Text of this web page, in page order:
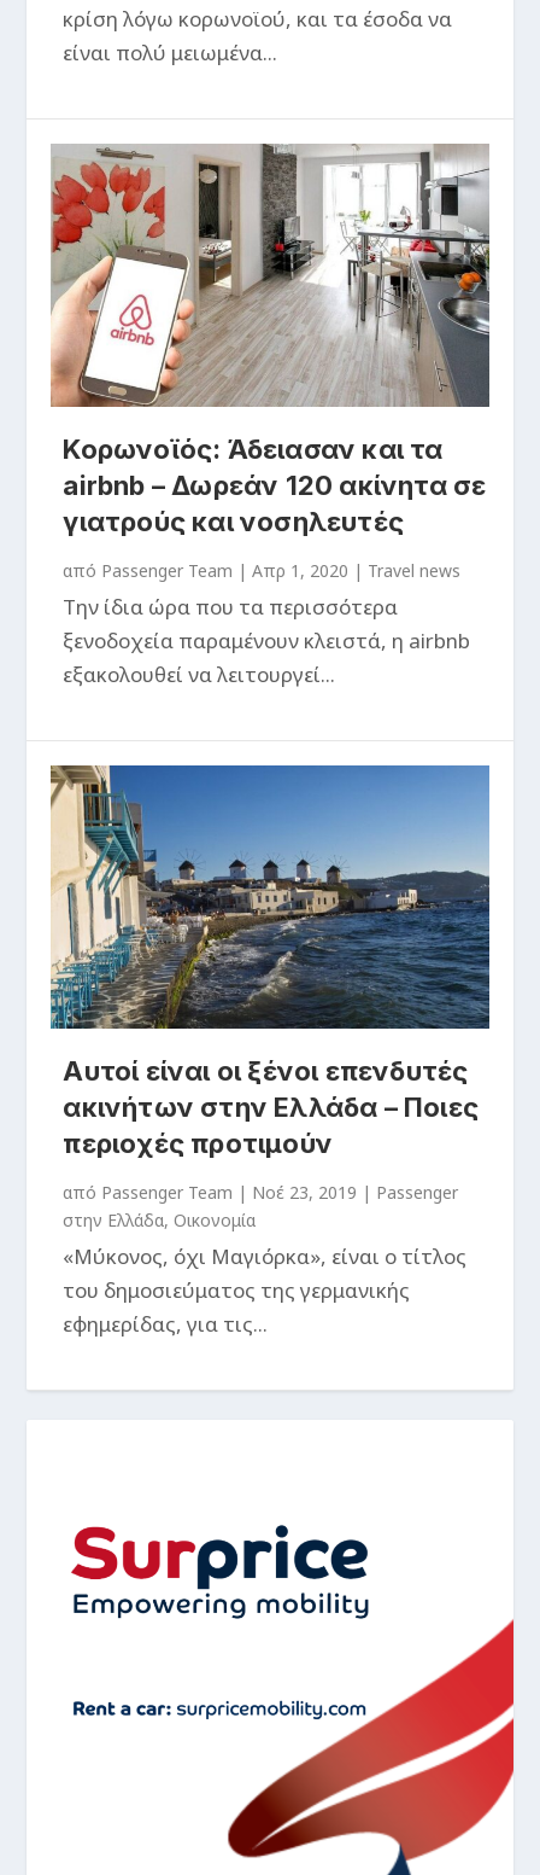
κρίση λόγω κορωνοϊού, και τα έσοδα να
είναι πολύ μειωμένα...
Κορωνοϊός: Άδειασαν και τα
airbnb – Δωρεάν 120 ακίνητα σε
γιατρούς και νοσηλευτές
από Passenger Team |Απρ 1, 2020 | Travel news
Την ίδια ώρα που τα περισσότερα
ξενοδοχεία παραμένουν κλειστά, η airbnb
εξακολουθεί να λειτουργεί...
Αυτοί είναι οι ξένοι επενδυτές
ακινήτων στην Ελλάδα – Ποιες
περιοχές προτιμούν
από Passenger Team | Νοέ 23, 2019 | Passenger
στην Ελλάδα,Οικονομία
«Μύκονος, όχι Μαγιόρκα», είναι ο τίτλος
του δημοσιεύματος της γερμανικής
εφημερίδας, για τις...